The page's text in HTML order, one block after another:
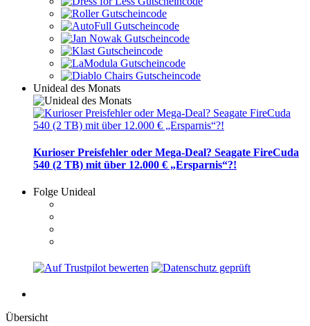
Unideal des Monats
Kurioser Preisfehler oder Mega-Deal? Seagate FireCuda
540 (2 TB) mit über 12.000 € „Ersparnis“?!
Folge Unideal
Übersicht